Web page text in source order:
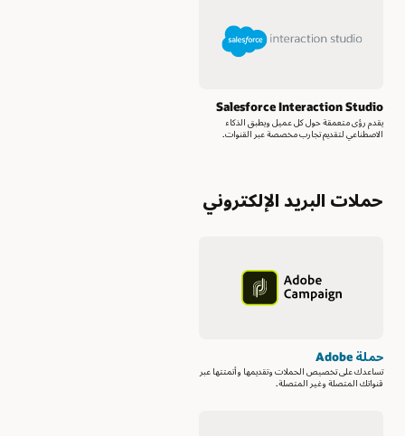
Salesforce Interaction Studio
يقدم رؤى متعمقة حول كل عميل ويطبق الذكاء
الاصطناعي لتقديم تجارب مخصصة عبر القنوات.
حملات البريد الإلكتروني
حملة Adobe
تساعدك على تخصيص الحملات وتقديمها وأتمتتها عبر
قنواتك المتصلة وغير المتصلة.